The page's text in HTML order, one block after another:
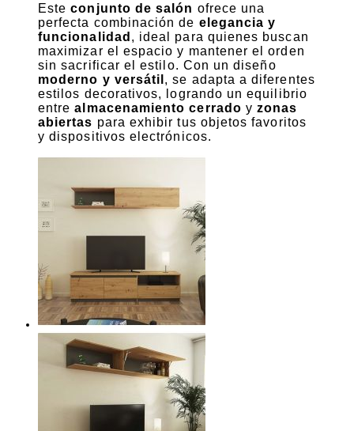
Esteconjunto de salón ofrece una
perfecta combinación de elegancia y
funcionalidad , ideal para quienes buscan
maximizar el espacio y mantener el orden
sin sacrificar el estilo. Con un diseño
moderno y versátil , se adapta a diferentes
estilos decorativos, logrando un equilibrio
entrealmacenamiento cerrado yzonas
abiertas para exhibir tus objetos favoritos
y dispositivos electrónicos.